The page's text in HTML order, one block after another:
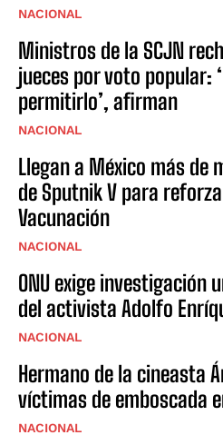
NACIONAL
Ministros de la SCJN
jueces por voto popular:
permitirlo’, afirman
NACIONAL
Llegan a México más de
de Sputnik V para
Vacunación
NACIONAL
ONU exige investigación
del activista Adolfo
NACIONAL
Hermano de la cineasta
víctimas de emboscada
NACIONAL